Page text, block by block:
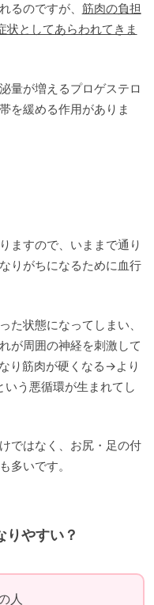
るのですが、 筋肉の負担
状としてあらわれてきま
量が増えるプロゲステロ
を緩める作用がありま
ますので、いままで通り
りがちになるために血行
た状態になってしまい、
が周囲の神経を刺激して
り筋肉が硬くなる→より
う悪循環が生まれてし
ではなく、お尻・足の付
多いです。
りやすい？
人